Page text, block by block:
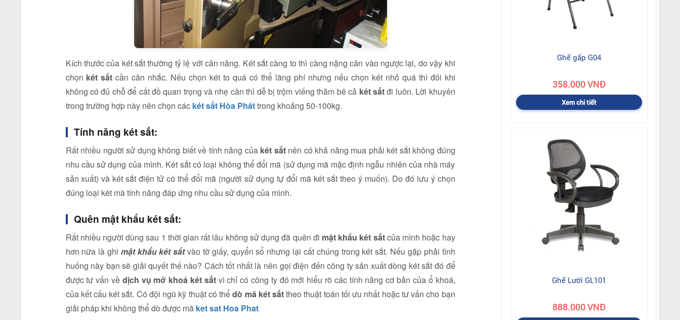
Kích thước của két sắt thường tỷ lệ với cân năng. Két sắt càng to thì càng nặng cân vào ngược lại, do vậy khi
chọn két sắt cần cân nhắc. Nếu chọn két to quá có thể lãng phí nhưng nếu chọn két nhỏ quá thì đôi khi
không có đủ chỗ để cất đồ quan trọng và nhẹ cân thì dễ bị trộm viếng thăm bê cả két sắtđi luôn. Lời khuyên
trong trường hợp này nên chọn các két sắtHòa Pháttrong khoảng 50-100kg.
Tính năng két sắt:
Rất nhiều người sử dụng không biết về tính năng của két sắtnên có khả năng mua phải két sắt không đúng
nhu cầu sử dụng của mình. Két sắt có loại không thể đổi mã (sử dụng mã mặc định ngẫu nhiên của nhà máy
sản xuất) và két sắt điện tử có thể đổi mã (người sử dụng tự đổi mã két sắt theo ý muốn). Do đó lưu ý chọn
đúng loại két mà tính năng đáp ứng nhu cầu sử dụng của mình.
Quên mật khẩu két sắt:
Rất nhiều người dùng sau 1 thời gian rất lâu không sử dụng đã quên đi mật khẩu két sắtcủa mình hoặc hay
hơn nữa là ghi mật khẩu két sắtvào tờ giấy, quyển sổ nhưng lại cất chúng trong két sắt. Nếu gặp phải tình
huống này bạn sẽ giải quyết thế nào? Cách tốt nhất là nên gọi điện đến công ty sản xuất dòng két sắt đó để
được tư vấn về dịch vụ mở khoá két sắtvì chỉ có công ty đó mới hiểu rõ các tính năng cơ bản của ổ khoá,
của kết cấu két sắt. Có đội ngũ kỹ thuật có thểdò mã két sắttheo thuật toán tối ưu nhất hoặc tư vấn cho bạn
giải pháp khi không thể dò được mã ket sat Hoa Phat
Ghế gấp G04
358.000 VNĐ
Xem chi tiết
Ghế Lưới GL101
888.000 VNĐ